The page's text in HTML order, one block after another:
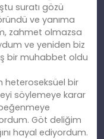
suratı gözü
ve yanıma
zahmet olmazsa
ve yeniden biz
bir muhabbet oldu
heteroseksüel bir
söylemeye karar
Göt deliğim
hayal ediyordum.